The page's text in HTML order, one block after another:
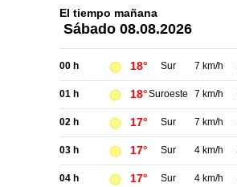
El tiempo mañana
Sábado 08.08.2026
00 h 18° Sur 7 km/h
01 h 18°Suroeste 7 km/h
02 h 17° Sur 7 km/h
03 h 17° Sur 4 km/h
04 h 17° Sur 4 km/h